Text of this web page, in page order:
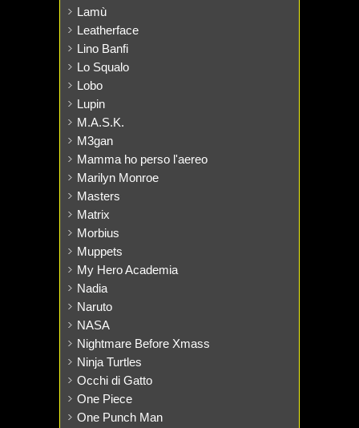
Lamù
Leatherface
Lino Banfi
Lo Squalo
Lobo
Lupin
M.A.S.K.
M3gan
Mamma ho perso l'aereo
Marilyn Monroe
Masters
Matrix
Morbius
Muppets
My Hero Academia
Nadia
Naruto
NASA
Nightmare Before Xmass
Ninja Turtles
Occhi di Gatto
One Piece
One Punch Man